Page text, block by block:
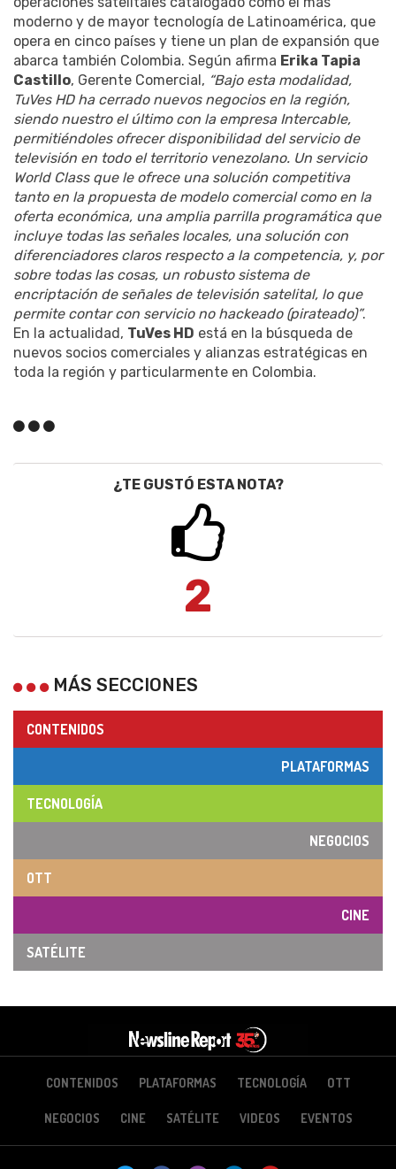
moderno y de mayor tecnología de Latinoamérica, que
opera en cinco países y tiene un plan de expansión que
abarca también Colombia. Según afirma Erika Tapia
Castillo, Gerente Comercial, “Bajo esta modalidad,
TuVes HD ha cerrado nuevos negocios en la región,
siendo nuestro el último con la empresa Intercable,
permitiéndoles ofrecer disponibilidad del servicio de
televisión en todo el territorio venezolano. Un servicio
World Class que le ofrece una solución competitiva
tanto en la propuesta de modelo comercial como en la
oferta económica, una amplia parrilla programática que
incluye todas las señales locales, una solución con
diferenciadores claros respecto a la competencia, y, por
sobre todas las cosas, un robusto sistema de
encriptación de señales de televisión satelital, lo que
permite contar con servicio no hackeado (pirateado)”.
En la actualidad, TuVes HD está en la búsqueda de
nuevos socios comerciales y alianzas estratégicas en
toda la región y particularmente en Colombia.
¿TE GUSTÓ ESTA NOTA?
2
MÁS SECCIONES
CONTENIDOS
PLATAFORMAS
TECNOLOGÍA
NEGOCIOS
OTT
CINE
SATÉLITE
CONTENIDOS PLATAFORMAS TECNOLOGÍA OTT
NEGOCIOS CINE SATÉLITE VIDEOS EVENTOS